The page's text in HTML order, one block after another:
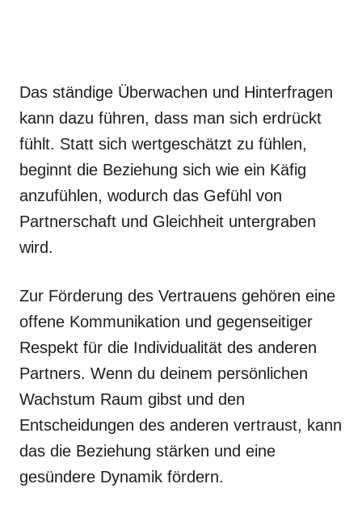
Das ständige Überwachen und Hinterfragen
kann dazu führen, dass man sich erdrückt
fühlt. Statt sich wertgeschätzt zu fühlen,
beginnt die Beziehung sich wie ein Käfig
anzufühlen, wodurch das Gefühl von
Partnerschaft und Gleichheit untergraben
wird.
Zur Förderung des Vertrauens gehören eine
offene Kommunikation und gegenseitiger
Respekt für die Individualität des anderen
Partners. Wenn du deinem persönlichen
Wachstum Raum gibst und den
Entscheidungen des anderen vertraust, kann
das die Beziehung stärken und eine
gesündere Dynamik fördern.